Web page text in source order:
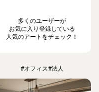
多くのユーザーが
お気に入り登録している
人気のアートをチェック！
#オフィス#法人